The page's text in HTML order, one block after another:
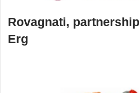
Rovagnati,
Erg